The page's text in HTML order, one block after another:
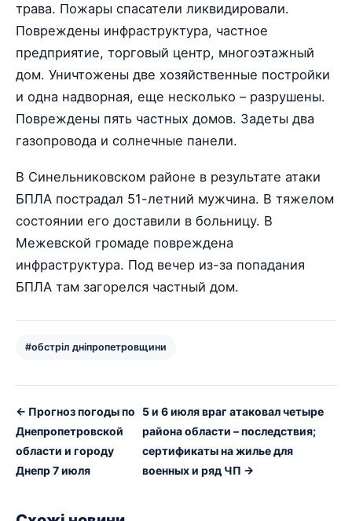
трава. Пожары спасатели ликвидировали.
Повреждены инфраструктура, частное
предприятие, торговый центр, многоэтажный
дом. Уничтожены две хозяйственные постройки
и одна надворная, еще несколько – разрушены.
Повреждены пять частных домов. Задеты два
газопровода и солнечные панели.
В Синельниковском районе в результате атаки
БПЛА пострадал 51-летний мужчина. В тяжелом
состоянии его доставили в больницу. В
Межевской громаде повреждена
инфраструктура. Под вечер из-за попадания
БПЛА там загорелся частный дом.
#обстріл дніпропетровщини
← Прогноз погоды по
Днепропетровской
области и городу
Днепр 7 июля
5 и 6 июля враг атаковал четыре
района области – последствия;
сертификаты на жилье для
военных и ряд ЧП →